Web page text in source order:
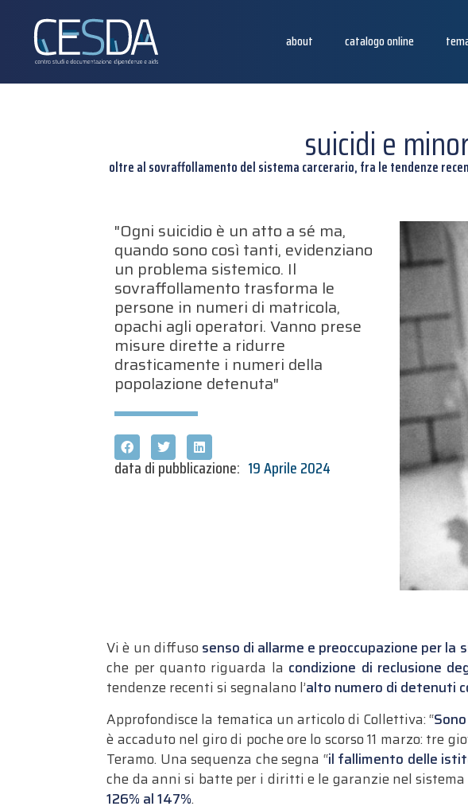
about catalogo online
suicidi e
oltre al sovraffollamento del sistema carcerario, fra le tendenze
"Ogni suicidio è un atto a sé ma,
quando sono così tanti, evidenziano
un problema sistemico. Il
sovraffollamento trasforma le
persone in numeri di matricola,
opachi agli operatori. Vanno prese
misure dirette a ridurre
drasticamente i numeri della
popolazione detenuta"
data di pubblicazione: 19 Aprile 2024
Vi è un diffuso senso di allarme e preoccupazione per
che per quanto riguarda la condizione di reclusione
tendenze recenti si segnalano l’alto numero di detenuti
Approfondisce la tematica un articolo di Collettiva: “
è accaduto nel giro di poche ore lo scorso 11 marzo: tre
Teramo. Una sequenza che segna “il fallimento delle
che da anni si batte per i diritti e le garanzie nel
126% al 147%.